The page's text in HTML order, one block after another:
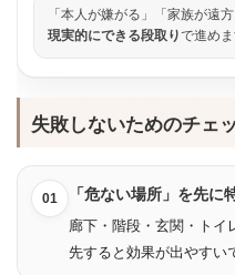
「本人が嫌がる」「家族が遠
現実的にできる段取りで進めま
失敗しないためのチェ
01 「危ない場所」を先に
廊下・階段・玄関・トイ
先すると効果が出やすい